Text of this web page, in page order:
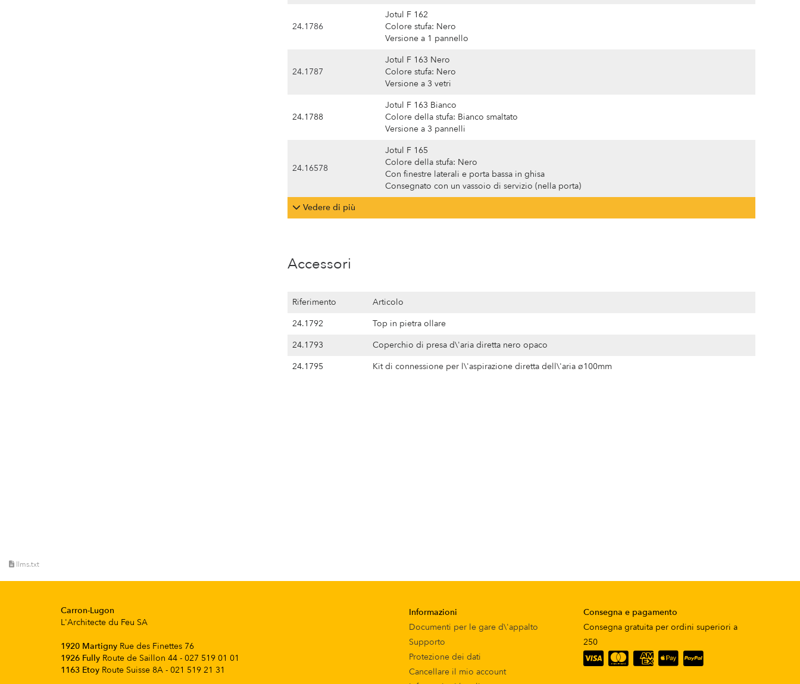
24.1786
Jotul F 162
Colore stufa: Nero
Versione a 1 pannello
24.1787
Jotul F 163 Nero
Colore stufa: Nero
Versione a 3 vetri
24.1788
Jotul F 163 Bianco
Colore della stufa: Bianco smaltato
Versione a 3 pannelli
24.16578
Jotul F 165
Colore della stufa: Nero
Con finestre laterali e porta bassa in ghisa
Consegnato con un vassoio di servizio (nella porta)
Vedere di più
Accessori
Riferimento
Articolo
24.1792
Top in pietra ollare
24.1793
Coperchio di presa d\'aria diretta nero opaco
24.1795
Kit di connessione per l\'aspirazione diretta dell\'aria ø100mm
llms.txt
Carron-Lugon
L'Architecte du Feu SA
1920 Martigny Rue des Finettes 76
1926 Fully Route de Saillon 44 - 027 519 01 01
1163 Etoy Route Suisse 8A - 021 519 21 31
Informazioni
Documenti per le gare d\'appalto
Supporto
Protezione dei dati
Cancellare il mio account
Consegna e pagamento
Consegna gratuita per ordini superiori a
250